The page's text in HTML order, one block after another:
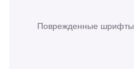
Поврежденные шрифты